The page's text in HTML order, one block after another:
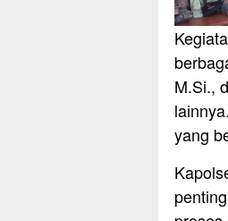
M.Si.,
yang